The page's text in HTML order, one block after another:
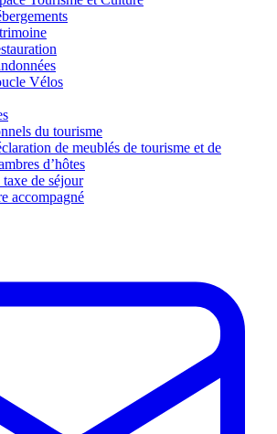
Vélos
du tourisme
de meublés de tourisme et de
d’hôtes
de séjour
accompagné